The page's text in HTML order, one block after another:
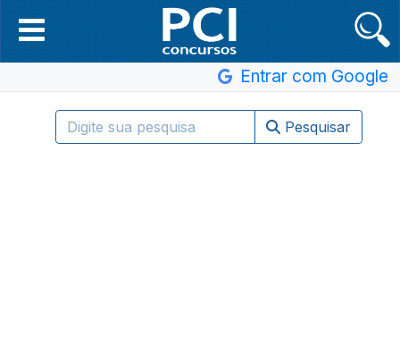
Entrar com Google
Pesquisar